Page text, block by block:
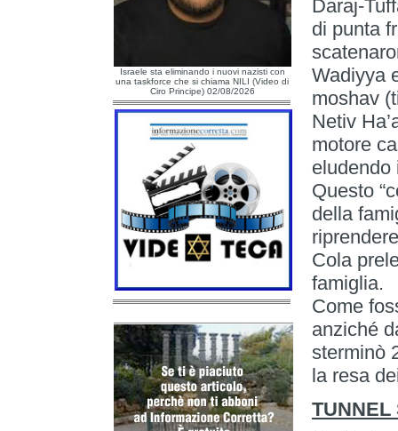
Israele sta eliminando i nuovi nazisti con
una taskforce che si chiama NILI (Video di
Ciro Principe) 02/08/2026
Daraj-
di punta
Wadiyya
moshav
Netiv
motore
eludendo
Questo
della
Cola
famiglia.
Come
anziché
sterminò
la resa
TUNNEL